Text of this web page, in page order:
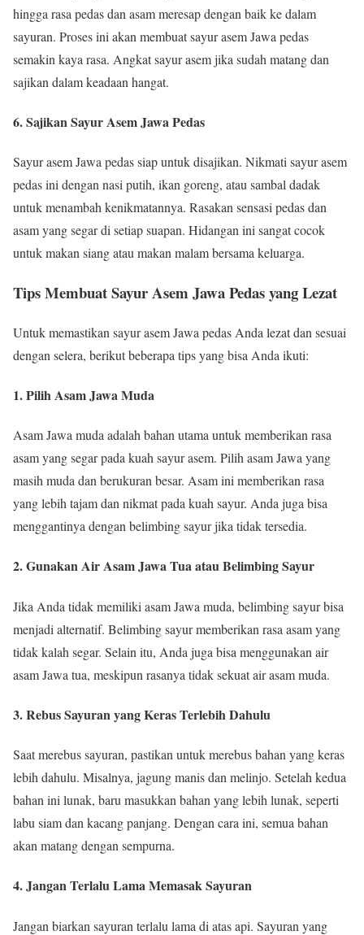
hingga rasa pedas dan asam meresap dengan baik ke dalam
sayuran. Proses ini akan membuat sayur asem Jawa pedas
semakin kaya rasa. Angkat sayur asem jika sudah matang dan
sajikan dalam keadaan hangat.
6. Sajikan Sayur Asem Jawa Pedas
Sayur asem Jawa pedas siap untuk disajikan. Nikmati sayur asem
pedas ini dengan nasi putih, ikan goreng, atau sambal dadak
untuk menambah kenikmatannya. Rasakan sensasi pedas dan
asam yang segar di setiap suapan. Hidangan ini sangat cocok
untuk makan siang atau makan malam bersama keluarga.
Tips Membuat Sayur Asem Jawa Pedas yang Lezat
Untuk memastikan sayur asem Jawa pedas Anda lezat dan sesuai
dengan selera, berikut beberapa tips yang bisa Anda ikuti:
1. Pilih Asam Jawa Muda
Asam Jawa muda adalah bahan utama untuk memberikan rasa
asam yang segar pada kuah sayur asem. Pilih asam Jawa yang
masih muda dan berukuran besar. Asam ini memberikan rasa
yang lebih tajam dan nikmat pada kuah sayur. Anda juga bisa
menggantinya dengan belimbing sayur jika tidak tersedia.
2. Gunakan Air Asam Jawa Tua atau Belimbing Sayur
Jika Anda tidak memiliki asam Jawa muda, belimbing sayur bisa
menjadi alternatif. Belimbing sayur memberikan rasa asam yang
tidak kalah segar. Selain itu, Anda juga bisa menggunakan air
asam Jawa tua, meskipun rasanya tidak sekuat air asam muda.
3. Rebus Sayuran yang Keras Terlebih Dahulu
Saat merebus sayuran, pastikan untuk merebus bahan yang keras
lebih dahulu. Misalnya, jagung manis dan melinjo. Setelah kedua
bahan ini lunak, baru masukkan bahan yang lebih lunak, seperti
labu siam dan kacang panjang. Dengan cara ini, semua bahan
akan matang dengan sempurna.
4. Jangan Terlalu Lama Memasak Sayuran
Jangan biarkan sayuran terlalu lama di atas api. Sayuran yang